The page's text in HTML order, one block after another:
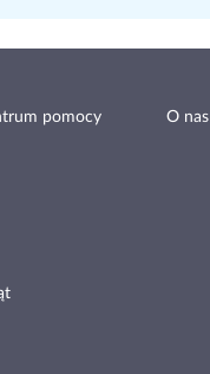
pomocy O nas